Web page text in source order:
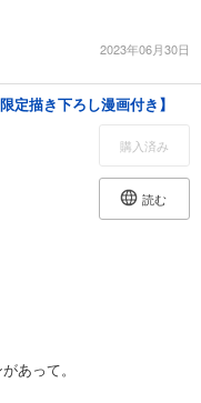
2023年06月30日
定描き下ろし漫画付き】
購入済み
読む
あって。